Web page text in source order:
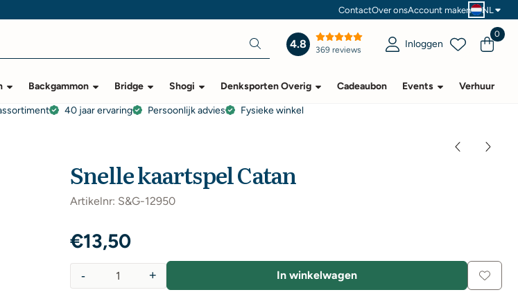
ContactOver onsAccount maken NL
4.8 369 reviews Inloggen
0
Backgammon Bridge Shogi Denksporten Overig Cadeaubon Events Verhuur
40 jaar ervaring Persoonlijk advies
Fysieke winkel
Snelle kaartspel Catan
Artikelnr: S&G-12950
€13,50
+
- In winkelwagen